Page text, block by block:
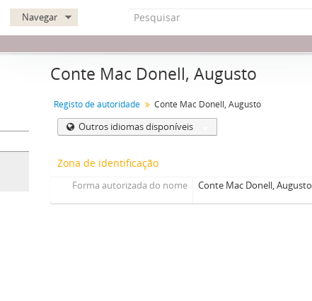
Navegar
Conte Mac Donell, Augusto
Registo de autoridade Conte Mac Donell, Augusto
Outros idiomas disponíveis
Zona de identificação
Forma autorizada do nome Conte Mac Donell, Augusto